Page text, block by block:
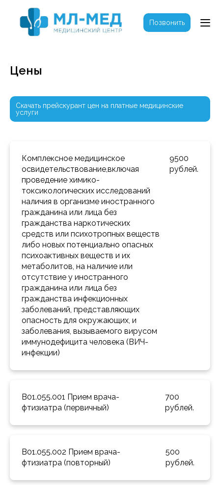
Позвонить
Цены
Скачать прейскурант цен на платные медицинские
услуги
Комплексное медицинское
освидетельствование,включая
проведение химико-
токсикологических исследований
наличия в организме иностранного
гражданина или лица без
гражданства наркотических
средств или психотропных веществ
либо новых потенциально опасных
психоактивных веществ и их
метаболитов, на наличие или
отсутствие у иностранного
гражданина или лица без
гражданства инфекционных
заболеваний, представляющих
опасность для окружающих, и
заболевания, вызываемого вирусом
иммунодефицита человека (ВИЧ-
инфекции)
9500
рублей.
B01.055.001 Прием врача-
фтизиатра (первичный)
700
рублей.
B01.055.002 Прием врача-
фтизиатра (повторный)
500
рублей.